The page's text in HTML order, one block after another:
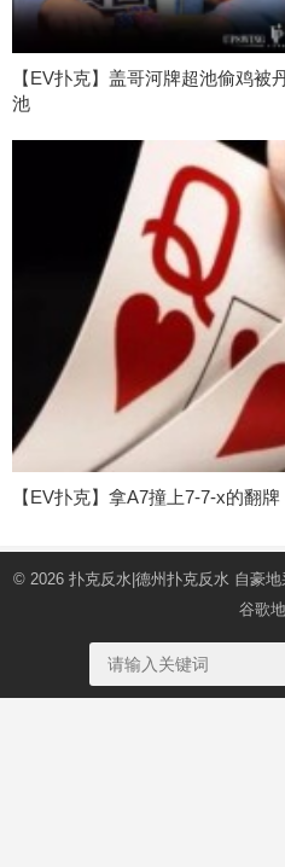
【EV扑克】盖哥河牌超池偷鸡
池
【EV扑克】拿A7撞上7-7-x的翻
© 2026 扑克反水|德州扑克反水 自豪
谷歌